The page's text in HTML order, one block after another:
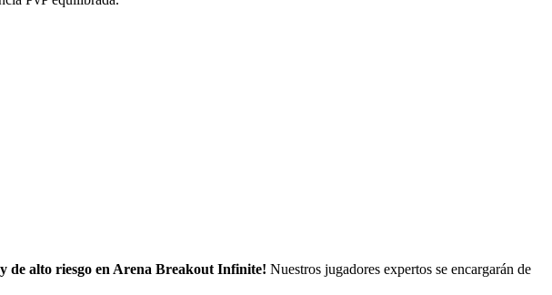
de alto riesgo en Arena Breakout Infinite! Nuestros jugadores expertos se encargarán de